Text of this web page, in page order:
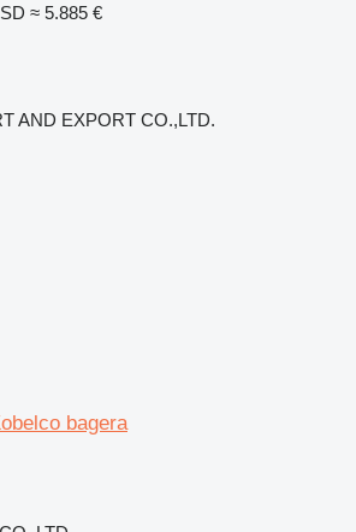
≈ 5.885 €
AND EXPORT CO.,LTD.
bagera